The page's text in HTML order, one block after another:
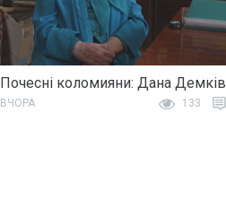
Почесні коломияни: Дана Демків
ВЧОРА 133